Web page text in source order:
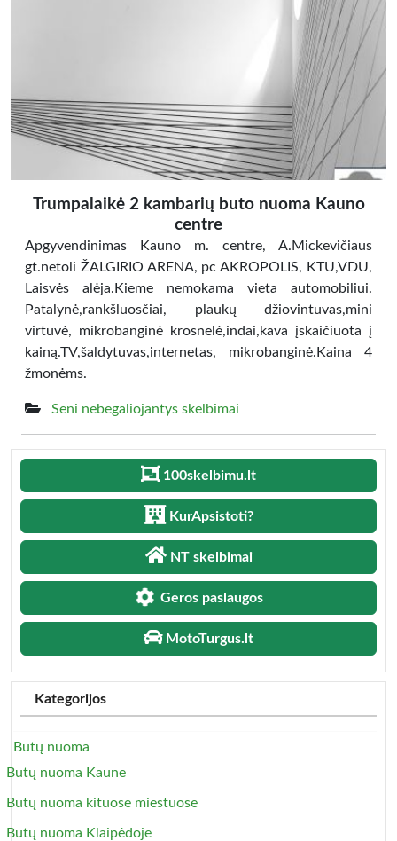
Trumpalaikė 2 kambarių buto nuoma Kauno
centre
Apgyvendinimas Kauno m. centre, A.Mickevičiaus
gt.netoli ŽALGIRIO ARENA, pc AKROPOLIS, KTU,VDU,
Laisvės alėja.Kieme nemokama vieta automobiliui.
Patalynė,rankšluosčiai, plaukų džiovintuvas,mini
virtuvė, mikrobanginė krosnelė,indai,kava įskaičiuota į
kainą.TV,šaldytuvas,internetas, mikrobanginė.Kaina 4
žmonėms.
Seni nebegaliojantys skelbimai
100skelbimu.lt
KurApsistoti?
NT skelbimai
Geros paslaugos
MotoTurgus.lt
Kategorijos
Butų nuoma
Butų nuoma Kaune
Butų nuoma kituose miestuose
Butų nuoma Klaipėdoje